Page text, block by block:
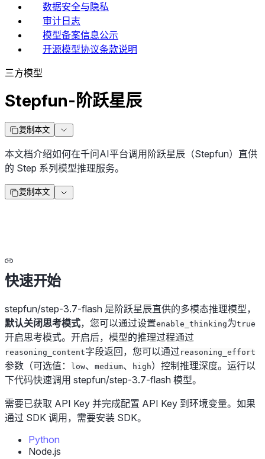
数据安全与隐私
审计日志
模型备案信息公示
开源模型协议条款说明
三方模型
Stepfun-阶跃星辰
复制本文
本文档介绍如何在千问AI平台调用阶跃星辰（Stepfun）直供
的 Step 系列模型推理服务。
复制本文
快速开始
stepfun/step-3.7-flash 是阶跃星辰直供的多模态推理模型，
默认关闭思考模式，您可以通过设置enable_thinking为true
开启思考模式。开启后，模型的推理过程通过
reasoning_content字段返回，您可以通过 reasoning_effort
参数（可选值： low、 medium、 high）控制推理深度。运行以
下代码快速调用 stepfun/step-3.7-flash 模型。
需要已获取 API Key 并完成配置 API Key 到环境变量。如果
通过 SDK 调用，需要安装 SDK。
Python
Node.js